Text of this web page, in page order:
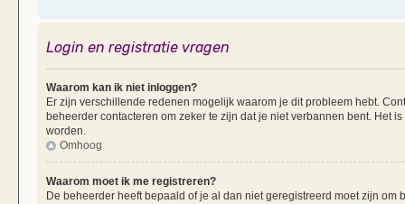
Login en registratie vragen
Waarom kan ik niet inloggen?
Er zijn verschillende redenen mogelijk waarom je dit probleem hebt.
beheerder contacteren om zeker te zijn dat je niet verbannen bent. Het
worden.
Omhoog
Waarom moet ik me registreren?
De beheerder heeft bepaald of je al dan niet geregistreerd moet zijn